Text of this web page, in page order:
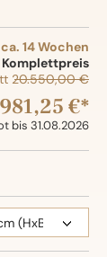
ca. 14 Wochen
Komplettpreis
20.550,00 €
€*
bis 31.08.2026